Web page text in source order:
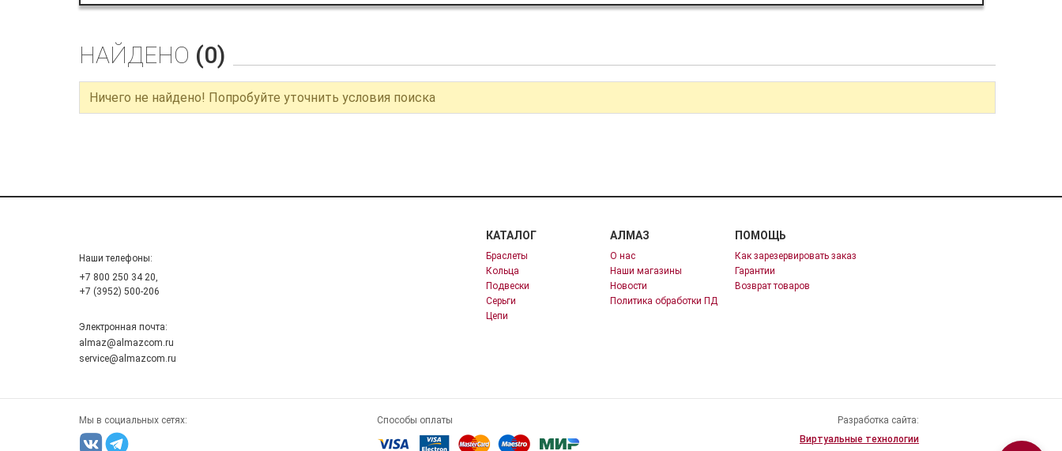
НАЙДЕНО (0)
Ничего не найдено! Попробуйте уточнить условия поиска
Наши телефоны:
+7 800 250 34 20,
+7 (3952) 500-206
Электронная почта:
almaz@almazcom.ru
service@almazcom.ru
КАТАЛОГ
Браслеты
Кольца
Подвески
Серьги
Цепи
АЛМАЗ
О нас
Наши магазины
Новости
Политика обработки ПД
ПОМОЩЬ
Как зарезервировать заказ
Гарантии
Возврат товаров
Мы в социальных сетях: Способы оплаты
Разработка сайта:
Виртуальные технологии